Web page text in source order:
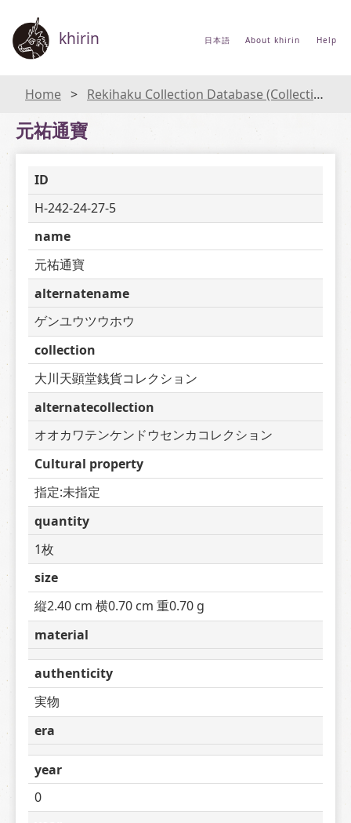
khirin 日本語 About khirin Help
Home Rekihaku Collection Database (Collections Database of the National Museum of Japanese History)
元祐通寶
ID
H-242-24-27-5
name
元祐通寶
alternatename
ゲンユウツウホウ
collection
大川天顕堂銭貨コレクション
alternatecollection
オオカワテンケンドウセンカコレクション
Cultural property
指定:未指定
quantity
1枚
size
縦2.40 cm 横0.70 cm 重0.70 g
material
authenticity
実物
era
year
0